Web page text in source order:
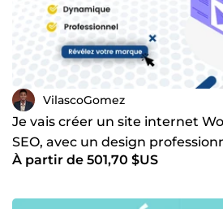
VilascoGomez
Je vais créer un site internet
SEO, avec un design
entreprise
À partir de 501,70 $US